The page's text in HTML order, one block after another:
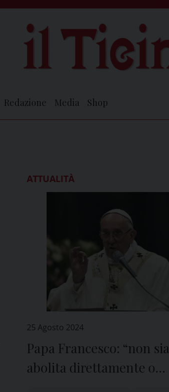
Redazione Media Shop
ATTUALITÀ
25 Agosto 2024
Papa Francesco: “non sia
abolita direttamente o